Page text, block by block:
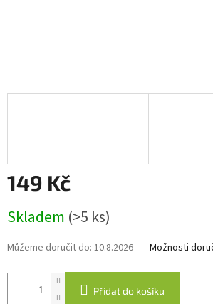
149 Kč
cena:
Skladem (>5 ks)
Můžeme doručit do: 10.8.2026 Možnosti
Přidat do košíku